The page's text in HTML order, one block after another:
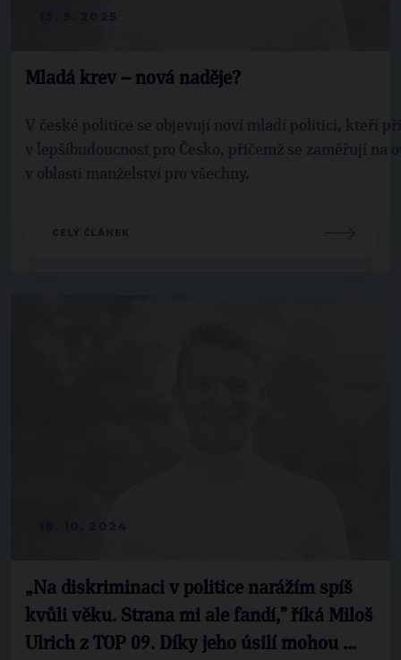
Mladá krev – nová naděje?
V české politice se objevují noví mladí politici, kteří
v lepšíbudoucnost pro Česko, přičemž se zaměřují na
v oblasti manželství pro všechny.
CELÝ ČLÁNEK
„Na diskriminaci v politice narážím spíš
kvůli věku. Strana mi ale fandí,” říká Miloš
Ulrich z TOP 09. Díky jeho úsilí mohou ...